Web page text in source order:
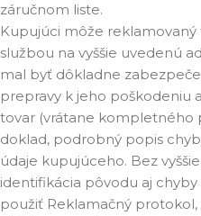
záručnom liste.
Kupujúci môže
službou na vyššie uvedenú
mal byť dôkladne
prepravy k jeho poškodeniu
tovar (vrátane kompletného
doklad, podrobný popis
údaje kupujúceho. Bez
identifikácia pôvodu aj
použiť Reklamačný